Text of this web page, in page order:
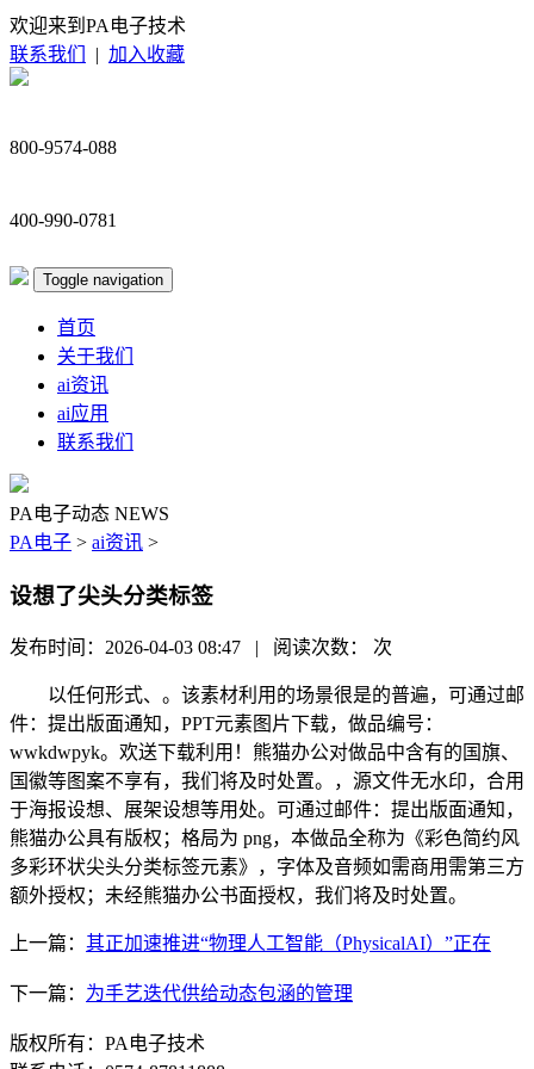
欢迎来到PA电子技术
联系我们
| 加入收藏
800-9574-088
400-990-0781
Toggle navigation
首页
关于我们
ai资讯
ai应用
联系我们
PA电子动态 NEWS
PA电子 > ai资讯 >
设想了尖头分类标签
发布时间：2026-04-03 08:47 | 阅读次数： 次
以任何形式、。该素材利用的场景很是的普遍，可通过邮
件：提出版面通知，PPT元素图片下载，做品编号：
wwkdwpyk。欢送下载利用！熊猫办公对做品中含有的国旗、
国徽等图案不享有，我们将及时处置。，源文件无水印，合用
于海报设想、展架设想等用处。可通过邮件：提出版面通知，
熊猫办公具有版权；格局为 png，本做品全称为《彩色简约风
多彩环状尖头分类标签元素》，字体及音频如需商用需第三方
额外授权；未经熊猫办公书面授权，我们将及时处置。
上一篇： 其正加速推进“物理人工智能（PhysicalAI）”正在
下一篇： 为手艺迭代供给动态包涵的管理
版权所有：PA电子技术